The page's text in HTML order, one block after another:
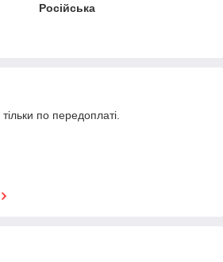
Російська
по передоплаті.